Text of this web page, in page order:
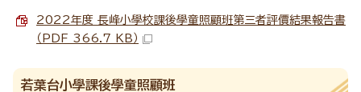
2022年度 長峰小學校課後學童照顧班第三者評價結果報告書
（PDF 366.7 KB）
若葉台小學課後學童照顧班